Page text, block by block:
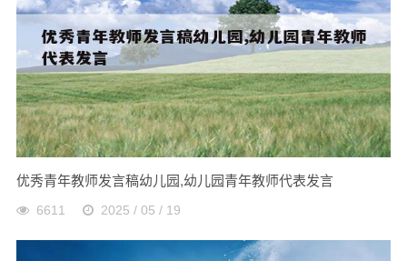
优秀青年教师发言稿幼儿园,幼儿园青年教师代表发言
6611 2025 / 05 / 19